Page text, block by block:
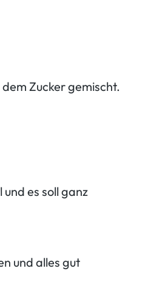
Zucker gemischt.
es soll ganz
und alles gut